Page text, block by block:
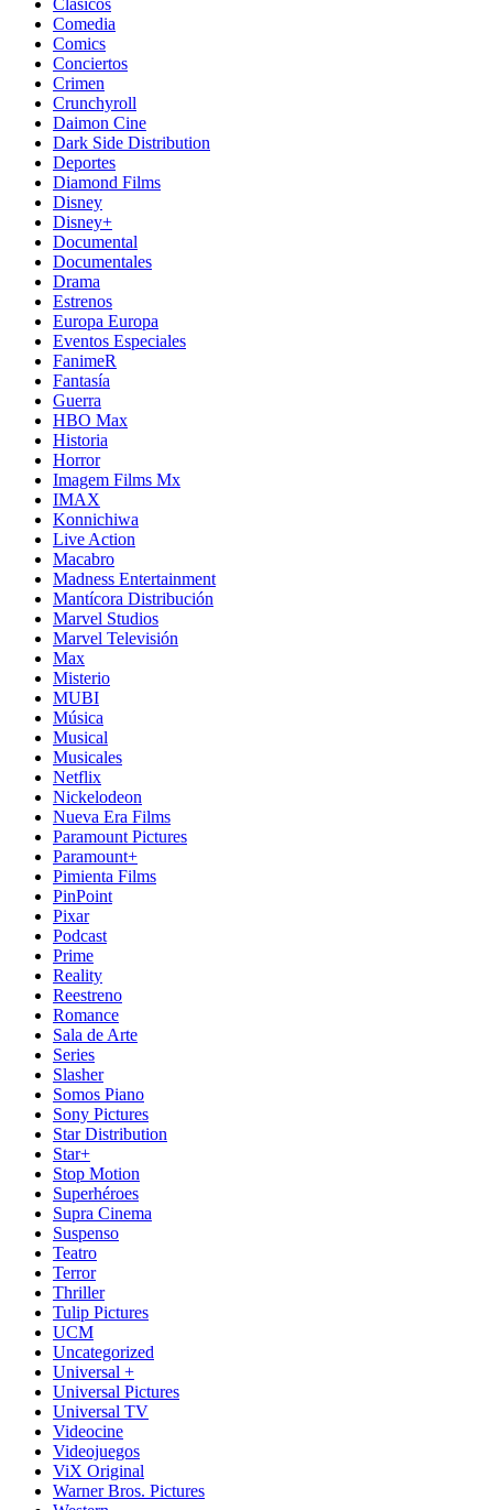
Clásicos
Comedia
Comics
Conciertos
Crimen
Crunchyroll
Daimon Cine
Dark Side Distribution
Deportes
Diamond Films
Disney
Disney+
Documental
Documentales
Drama
Estrenos
Europa Europa
Eventos Especiales
FanimeR
Fantasía
Guerra
HBO Max
Historia
Horror
Imagem Films Mx
IMAX
Konnichiwa
Live Action
Macabro
Madness Entertainment
Mantícora Distribución
Marvel Studios
Marvel Televisión
Max
Misterio
MUBI
Música
Musical
Musicales
Netflix
Nickelodeon
Nueva Era Films
Paramount Pictures
Paramount+
Pimienta Films
PinPoint
Pixar
Podcast
Prime
Reality
Reestreno
Romance
Sala de Arte
Series
Slasher
Somos Piano
Sony Pictures
Star Distribution
Star+
Stop Motion
Superhéroes
Supra Cinema
Suspenso
Teatro
Terror
Thriller
Tulip Pictures
UCM
Uncategorized
Universal +
Universal Pictures
Universal TV
Videocine
Videojuegos
ViX Original
Warner Bros. Pictures